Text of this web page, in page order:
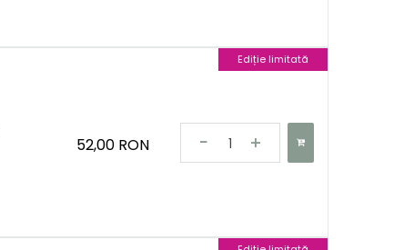
Ediție limitată
52,00 RON